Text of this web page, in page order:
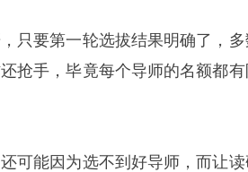
只要第一轮选拔结果明确了，
抢手，毕竟每个导师的名额都
可能因为选不到好导师，而让